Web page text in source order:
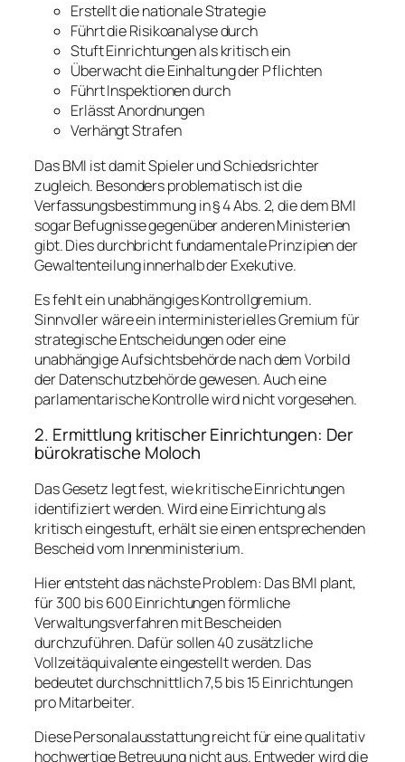
Erstellt die nationale Strategie
Führt die Risikoanalyse durch
Stuft Einrichtungen als kritisch ein
Überwacht die Einhaltung der Pflichten
Führt Inspektionen durch
Erlässt Anordnungen
Verhängt Strafen
Das BMI ist damit Spieler und Schiedsrichter
zugleich. Besonders problematisch ist die
Verfassungsbestimmung in § 4 Abs. 2, die dem BMI
sogar Befugnisse gegenüber anderen Ministerien
gibt. Dies durchbricht fundamentale Prinzipien der
Gewaltenteilung innerhalb der Exekutive.
Es fehlt ein unabhängiges Kontrollgremium.
Sinnvoller wäre ein interministerielles Gremium für
strategische Entscheidungen oder eine
unabhängige Aufsichtsbehörde nach dem Vorbild
der Datenschutzbehörde gewesen. Auch eine
parlamentarische Kontrolle wird nicht vorgesehen.
2. Ermittlung kritischer Einrichtungen: Der
bürokratische Moloch
Das Gesetz legt fest, wie kritische Einrichtungen
identifiziert werden. Wird eine Einrichtung als
kritisch eingestuft, erhält sie einen entsprechenden
Bescheid vom Innenministerium.
Hier entsteht das nächste Problem: Das BMI plant,
für 300 bis 600 Einrichtungen förmliche
Verwaltungsverfahren mit Bescheiden
durchzuführen. Dafür sollen 40 zusätzliche
Vollzeitäquivalente eingestellt werden. Das
bedeutet durchschnittlich 7,5 bis 15 Einrichtungen
pro Mitarbeiter.
Diese Personalausstattung reicht für eine qualitativ
hochwertige Betreuung nicht aus. Entweder wird die